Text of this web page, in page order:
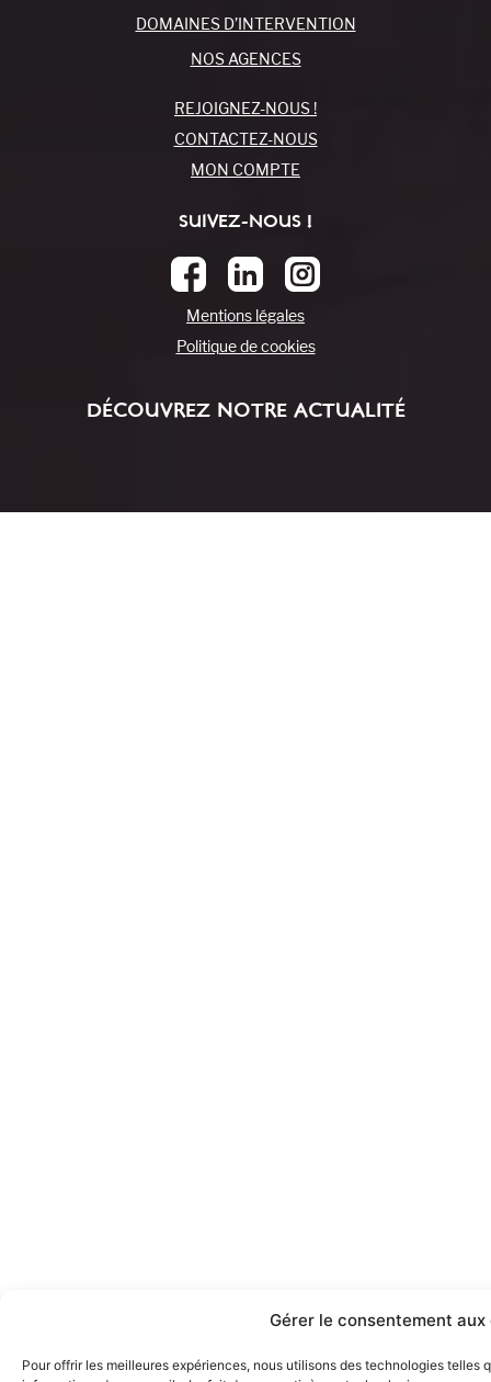
Gérer le consentement aux
Pour offrir les meilleures expériences, nous utilisons des technologies
DOMAINES D’INTERVENTION
NOS AGENCES
REJOIGNEZ-NOUS !
CONTACTEZ-NOUS
MON COMPTE
SUIVEZ-NOUS !
Mentions légales
Politique de cookies
DÉCOUVREZ NOTRE ACTUALITÉ